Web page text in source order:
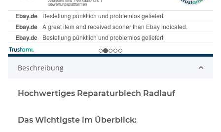
Beschreibung
Hochwertiges Reparaturblech Radlauf
Das Wichtigste im Überblick: